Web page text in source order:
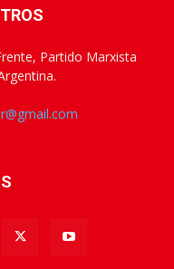
Partido Marxista